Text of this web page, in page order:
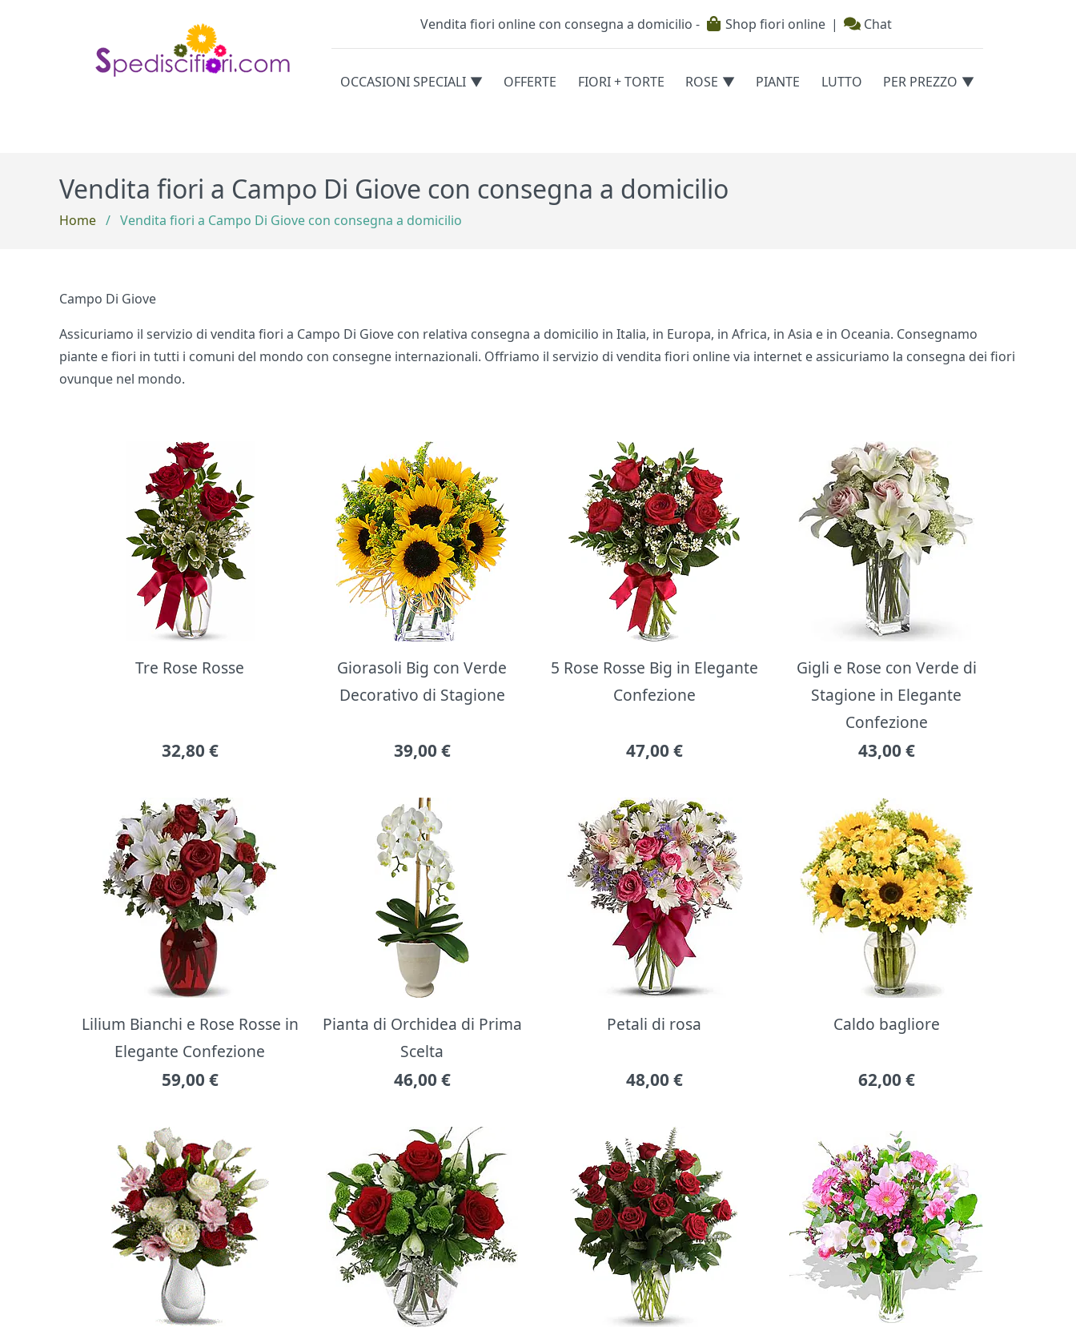
Testata
Vendita fiori online con consegna a domicilio - Shop fiori online | Chat
Categorie
OCCASIONI SPECIALI OFFERTE FIORI + TORTE ROSE PIANTE LUTTO PER PREZZO
Vendita fiori a Campo Di Giove con consegna a domicilio
Home / Vendita fiori a Campo Di Giove con consegna a domicilio
Campo Di Giove
Assicuriamo il servizio di vendita fiori a Campo Di Giove con relativa consegna a domicilio in Italia, in Europa, in Africa, in Asia e in Oceania. Consegnamo
piante e fiori in tutti i comuni del mondo con consegne internazionali. Offriamo il servizio di vendita fiori online via internet e assicuriamo la consegna dei fiori
ovunque nel mondo.
Bouquet di fiori
Tre Rose Rosse
32,80 €
Giorasoli Big con Verde
Decorativo di Stagione
39,00 €
5 Rose Rosse Big in Elegante
Confezione
47,00 €
Gigli e Rose con Verde di
Stagione in Elegante
Confezione
43,00 €
Lilium Bianchi e Rose Rosse in
Elegante Confezione
59,00 €
Pianta di Orchidea di Prima
Scelta
46,00 €
Petali di rosa
48,00 €
Caldo bagliore
62,00 €